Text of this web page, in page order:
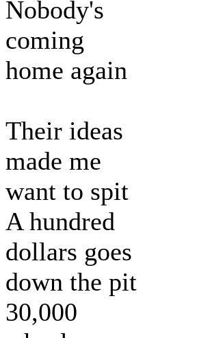
Nobody's
coming
home again
Their ideas
made me
want to spit
A hundred
dollars goes
down the pit
30,000